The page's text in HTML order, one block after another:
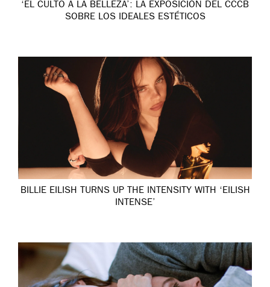
‘EL CULTO A LA BELLEZA’: LA EXPOSICIÓN DEL CCCB
SOBRE LOS IDEALES ESTÉTICOS
BILLIE EILISH TURNS UP THE INTENSITY WITH ‘EILISH
INTENSE’